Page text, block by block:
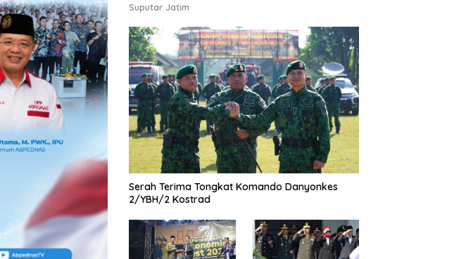
Suputar Jatim
Serah Terima Tongkat Komando Danyonkes
2/YBH/2 Kostrad